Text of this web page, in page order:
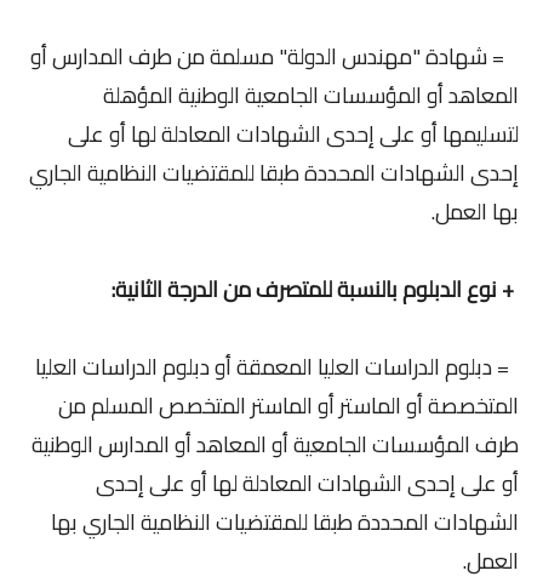
= شهادة "مهندس الدولة" مسلمة من طرف المدارس أو
المعاهد أو المؤسسات الجامعية الوطنية المؤهلة
لتسليمها أو على إحدى الشهادات المعادلة لها أو على
إحدى الشهادات المحددة طبقا للمقتضيات النظامية الجاري
بها العمل.
+ نوع الدبلوم بالنسبة للمتصرف من الدرجة الثانية:
= دبلوم الدراسات العليا المعمقة أو دبلوم الدراسات العليا
المتخصصة أو الماستر أو الماستر المتخصص المسلم من
طرف المؤسسات الجامعية أو المعاهد أو المدارس الوطنية
أو على إحدى الشهادات المعادلة لها أو على إحدى
الشهادات المحددة طبقا للمقتضيات النظامية الجاري بها
العمل.